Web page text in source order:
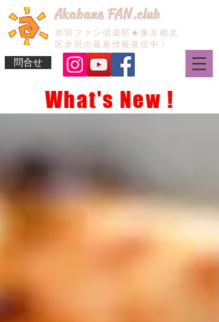
問合せ
Akabane FAN.club
赤羽ファン倶楽部★東京都北
区赤羽の最新情報発信中！
What's New !